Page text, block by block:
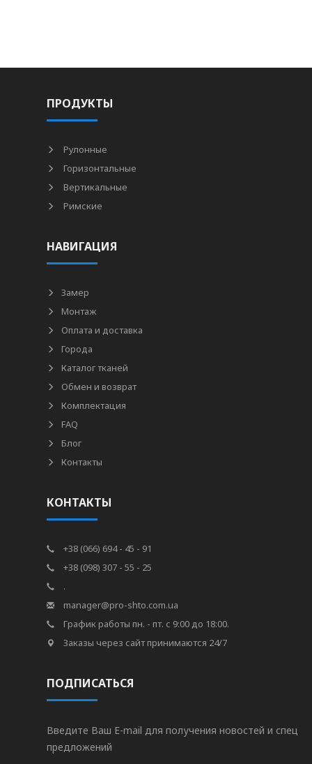
ПРОДУКТЫ
Рулонные
Горизонтальные
Вертикальные
Римские
НАВИГАЦИЯ
Замер
Монтаж
Оплата и доставка
Города
Каталог тканей
Обмен и возврат
Комплектация
FAQ
Блог
Контакты
КОНТАКТЫ
+38 (066) 694 - 45 - 91
+38 (098) 307 - 55 - 25
.
manager@pro-shto.com.ua
График работы пн. - пт. с 9:00 до 18:00.
Заказы через сайт принимаются 24/7
ПОДПИСАТЬСЯ
Введите Ваш E-mail для получения новостей и спец
предложений